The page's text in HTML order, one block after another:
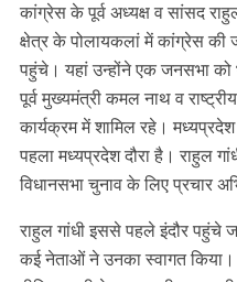
कांग्रेस के पूर्व अध्यक्ष व सांसद
क्षेत्र के पोलायकलां में कांग्रेस की
पहुंचे। यहां उन्होंने एक जनसभा को
पूर्व मुख्यमंत्री कमल नाथ व
कार्यक्रम में शामिल रहे।
पहला मध्यप्रदेश दौरा है। राहुल
विधानसभा चुनाव के लिए प्रचार
राहुल गांधी इससे पहले इंदौर पहुंचे
कई नेताओं ने उनका स्वागत किया।